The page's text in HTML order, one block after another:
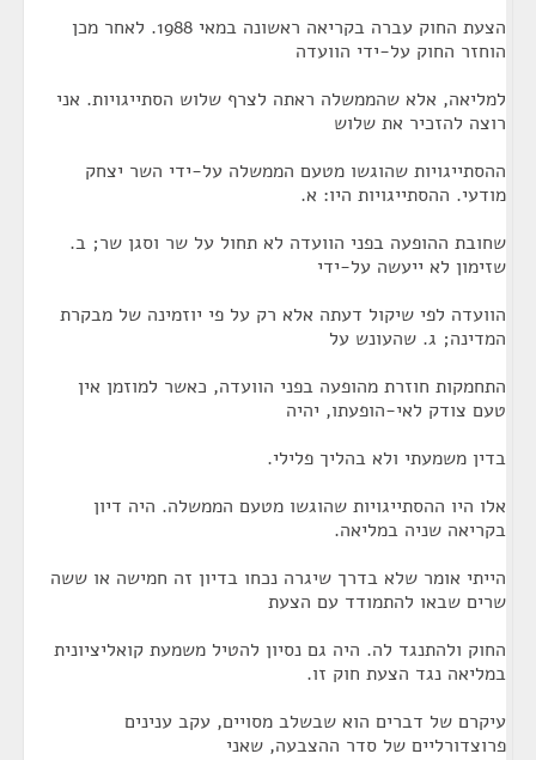
הצעת החוק עברה בקריאה ראשונה במאי 1988. לאחר מכן
הוחזר החוק על-ידי הוועדה
למליאה, אלא שהממשלה ראתה לצרף שלוש הסתייגויות. אני
רוצה להזכיר את שלוש
ההסתייגויות שהוגשו מטעם הממשלה על-ידי השר יצחק
מודעי. ההסתייגויות היו: א.
שחובת ההופעה בפני הוועדה לא תחול על שר וסגן שר; ב.
שזימון לא ייעשה על-ידי
הוועדה לפי שיקול דעתה אלא רק על פי יוזמינה של מבקרת
המדינה; ג. שהעונש על
התחמקות חוזרת מהופעה בפני הוועדה, כאשר למוזמן אין
טעם צודק לאי-הופעתו, יהיה
בדין משמעתי ולא בהליך פלילי.
אלו היו ההסתייגויות שהוגשו מטעם הממשלה. היה דיון
בקריאה שניה במליאה.
הייתי אומר שלא בדרך שיגרה נכחו בדיון זה חמישה או ששה
שרים שבאו להתמודד עם הצעת
החוק ולהתנגד לה. היה גם נסיון להטיל משמעת קואליציונית
במליאה נגד הצעת חוק זו.
עיקרם של דברים הוא שבשלב מסויים, עקב ענינים
פרוצדורליים של סדר ההצבעה, שאני